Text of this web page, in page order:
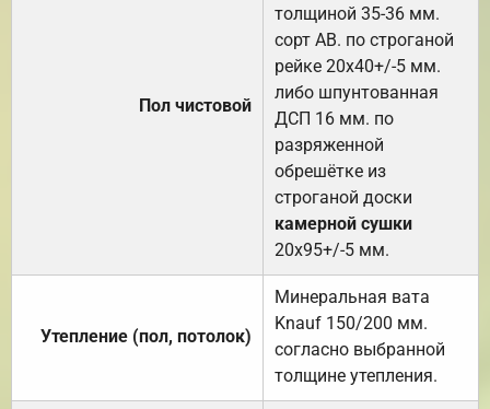
Пол чистовой
толщиной 35-36 мм.
сорт АВ. по строганой
рейке 20х40+/-5 мм.
либо шпунтованная
ДСП 16 мм. по
разряженной
обрешётке из
строганой доски
камерной сушки
20х95+/-5 мм.
Утепление (пол, потолок)
Минеральная вата
Knauf 150/200 мм.
согласно выбранной
толщине утепления.